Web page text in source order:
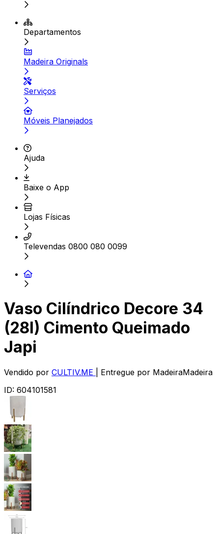
Departamentos
Madeira Originals
Serviços
Móveis Planejados
Ajuda
Baixe o App
Lojas Físicas
Televendas 0800 080 0099
Vaso Cilíndrico Decore 34
(28l) Cimento Queimado
Japi
Vendido por CULTIV.ME | Entregue por MadeiraMadeira
ID: 604101581